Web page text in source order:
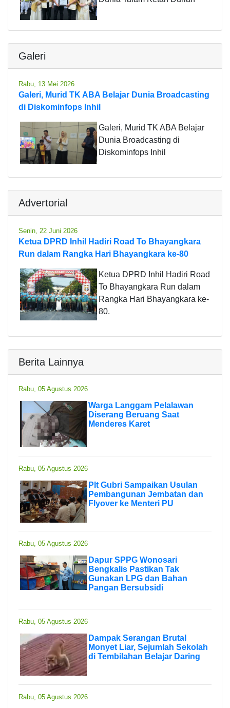
Galeri
Rabu, 13 Mei 2026
Galeri, Murid TK ABA Belajar Dunia Broadcasting
di Diskominfops Inhil
Galeri, Murid TK ABA Belajar
Dunia Broadcasting di
Diskominfops Inhil
Advertorial
Senin, 22 Juni 2026
Ketua DPRD Inhil Hadiri Road To Bhayangkara
Run dalam Rangka Hari Bhayangkara ke-80
Ketua DPRD Inhil Hadiri Road
To Bhayangkara Run dalam
Rangka Hari Bhayangkara ke-
80.
Berita Lainnya
Rabu, 05 Agustus 2026
Warga Langgam Pelalawan
Diserang Beruang Saat
Menderes Karet
Rabu, 05 Agustus 2026
Plt Gubri Sampaikan Usulan
Pembangunan Jembatan dan
Flyover ke Menteri PU
Rabu, 05 Agustus 2026
Dapur SPPG Wonosari
Bengkalis Pastikan Tak
Gunakan LPG dan Bahan
Pangan Bersubsidi
Rabu, 05 Agustus 2026
Dampak Serangan Brutal
Monyet Liar, Sejumlah Sekolah
di Tembilahan Belajar Daring
Rabu, 05 Agustus 2026